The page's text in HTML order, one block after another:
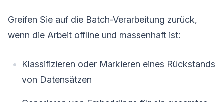
Greifen Sie auf die Batch-Verarbeitung zurück,
wenn die Arbeit offline und massenhaft ist:
Klassifizieren oder Markieren eines Rückstands
von Datensätzen